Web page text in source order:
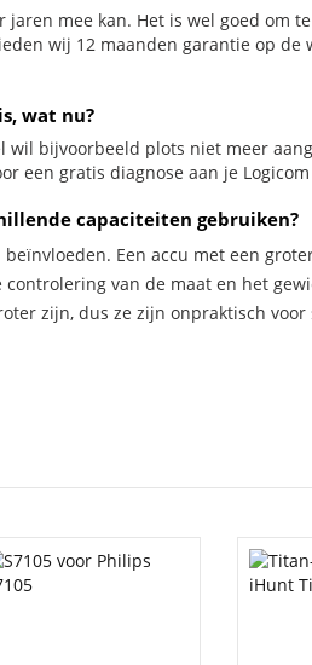
jaren mee kan. Het is wel goed om
wij 12 maanden garantie op de
wat nu?
wil bijvoorbeeld plots niet meer
een gratis diagnose aan je
capaciteiten gebruiken?
Een accu met een
van de maat en het
zijn, dus ze zijn onpraktisch voor